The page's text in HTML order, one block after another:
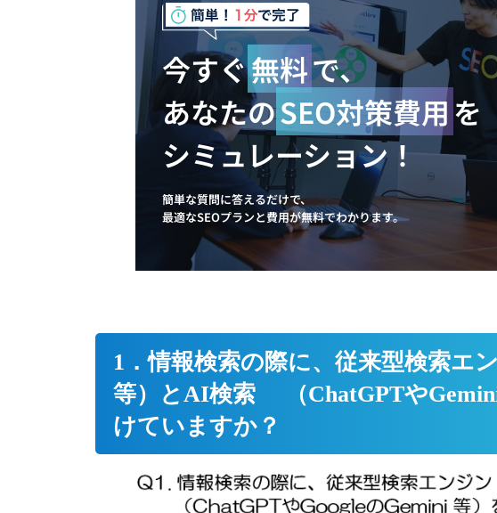
今すぐ無料で、
あなたのSEO対策費用を
シミュレーション！
簡単な質問に答えるだけで、
最適なSEOプランと費用が無料でわかります。
1．情報検索の際に、従来型検索エ
等）
とAI検索 （ChatGPTや
けていますか？